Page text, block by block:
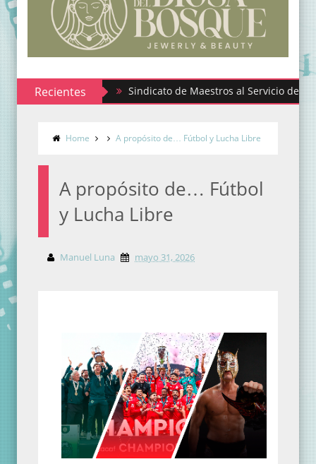
RecientesSindicato de Maestros al Servicio del Estado
Home A propósito de… Fútbol y Lucha Libre
A propósito de… Fútbol
y Lucha Libre
Manuel Luna mayo 31, 2026